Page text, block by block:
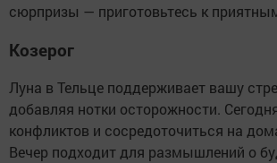
сюрпризы — приготовьтесь к
Козерог
Луна в Тельце поддерживает вашу
добавляя нотки осторожности.
конфликтов и сосредоточиться на
Вечер подходит для размышлений о